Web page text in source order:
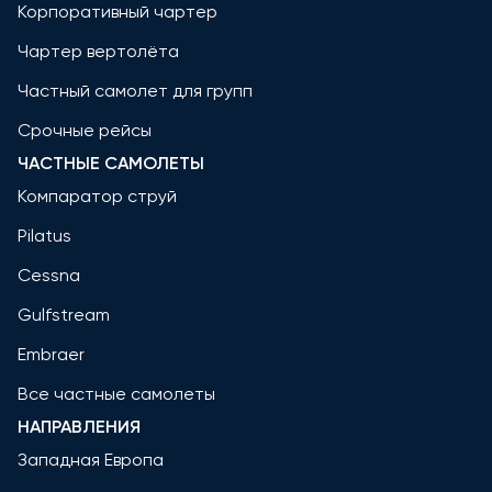
Корпоративный чартер
Чартер вертолёта
Частный самолет для групп
Срочные рейсы
ЧАСТНЫЕ САМОЛЕТЫ
Компаратор струй
Pilatus
Cessna
Gulfstream
Embraer
Все частные самолеты
НАПРАВЛЕНИЯ
Западная Европа